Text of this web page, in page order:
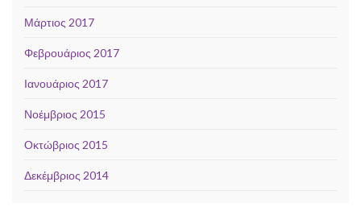
Μάρτιος 2017
Φεβρουάριος 2017
Ιανουάριος 2017
Νοέμβριος 2015
Οκτώβριος 2015
Δεκέμβριος 2014